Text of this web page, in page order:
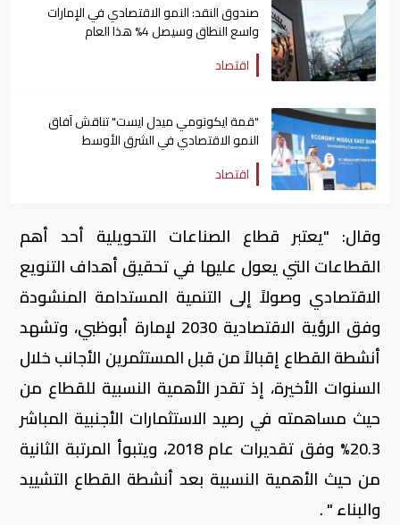
صندوق النقد: النمو الاقتصادي في الإمارات
واسع النطاق وسيصل 4% هذا العام
اقتصاد
"قمة ايكونومي ميدل ايست" تناقش آفاق
النمو الاقتصادي في الشرق الأوسط
اقتصاد
وقال: "يعتبر قطاع الصناعات التحويلية أحد أهم
القطاعات التي يعول عليها في تحقيق أهداف التنويع
الاقتصادي وصولاً إلى التنمية المستدامة المنشودة
وفق الرؤية الاقتصادية 2030 لإمارة أبوظبي، وتشهد
أنشطة القطاع إقبالاً من قبل المستثمرين الأجانب خلال
السنوات الأخيرة، إذ تقدر الأهمية النسبية للقطاع من
حيث مساهمته في رصيد الاستثمارات الأجنبية المباشر
20.3% وفق تقديرات عام 2018، ويتبوأ المرتبة الثانية
من حيث الأهمية النسبية بعد أنشطة القطاع التشييد
والبناء " .